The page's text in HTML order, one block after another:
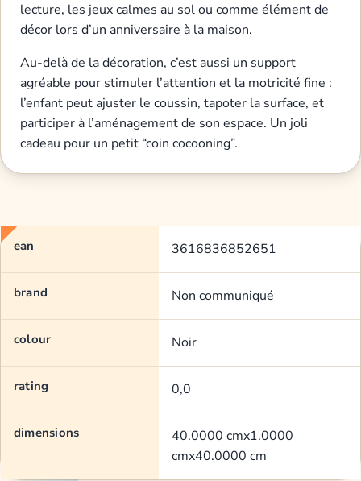
lecture, les jeux calmes au sol ou comme élément de
décor lors d’un anniversaire à la maison.
Au-delà de la décoration, c’est aussi un support
agréable pour stimuler l’attention et la motricité fine :
l’enfant peut ajuster le coussin, tapoter la surface, et
participer à l’aménagement de son espace. Un joli
cadeau pour un petit “coin cocooning”.
ean 3616836852651
brand Non communiqué
colour Noir
rating 0,0
dimensions
40.0000 cmx1.0000
cmx40.0000 cm